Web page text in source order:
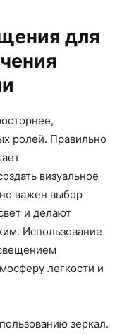
для
ролей. Правильно
визуальное
важен выбор
и делают
Использование
легкости и
зеркал.